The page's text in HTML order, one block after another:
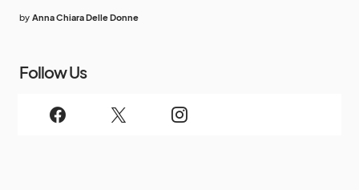
by Anna Chiara Delle Donne
Follow Us